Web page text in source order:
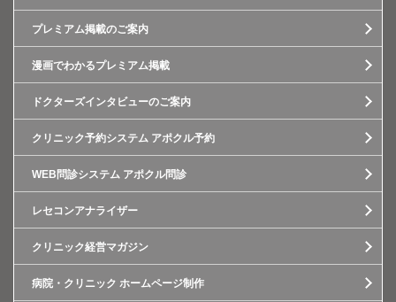
プレミアム掲載のご案内
漫画でわかるプレミアム掲載
ドクターズインタビューのご案内
クリニック予約システム アポクル予約
WEB問診システム アポクル問診
レセコンアナライザー
クリニック経営マガジン
病院・クリニック ホームページ制作